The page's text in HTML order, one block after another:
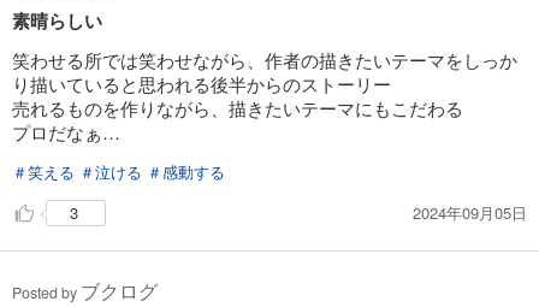
お受験から始まって、目的である大物政治家との接触ミッションクリ
アが出来るのか。
一度読んだら先が気になって抜け出せない沼マンガ間違いなしです！
素晴らしい
笑わせる所では笑わせながら、作者の描きたいテーマをしっか
り描いていると思われる後半からのストーリー
売れるものを作りながら、描きたいテーマにもこだわる
プロだなぁ…
＃笑える ＃泣ける ＃感動する
3
2024年09月05日
Posted by ブクログ